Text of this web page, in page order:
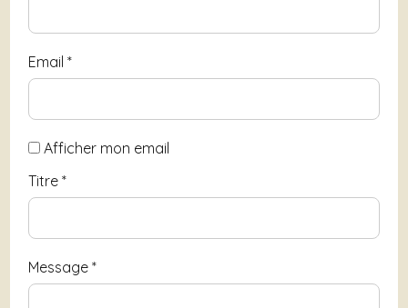
Email*
Afficher mon email
Titre*
Message*